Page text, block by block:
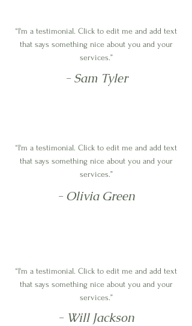
“I'm a testimonial. Click to edit me and add text
that says something nice about you and your
services.”
- Sam Tyler
“I'm a testimonial. Click to edit me and add text
that says something nice about you and your
services.”
- Olivia Green
“I'm a testimonial. Click to edit me and add text
that says something nice about you and your
services.”
- Will Jackson